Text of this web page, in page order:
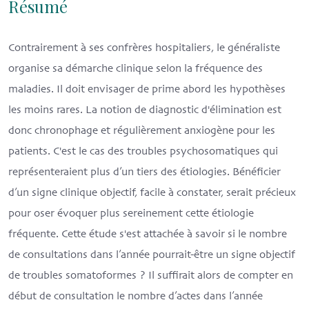
Résumé
Contrairement à ses confrères hospitaliers, le généraliste
organise sa démarche clinique selon la fréquence des
maladies. Il doit envisager de prime abord les hypothèses
les moins rares. La notion de diagnostic d'élimination est
donc chronophage et régulièrement anxiogène pour les
patients. C'est le cas des troubles psychosomatiques qui
représenteraient plus d’un tiers des étiologies. Bénéficier
d’un signe clinique objectif, facile à constater, serait précieux
pour oser évoquer plus sereinement cette étiologie
fréquente. Cette étude s'est attachée à savoir si le nombre
de consultations dans l’année pourrait-être un signe objectif
de troubles somatoformes ? Il suffirait alors de compter en
début de consultation le nombre d’actes dans l’année